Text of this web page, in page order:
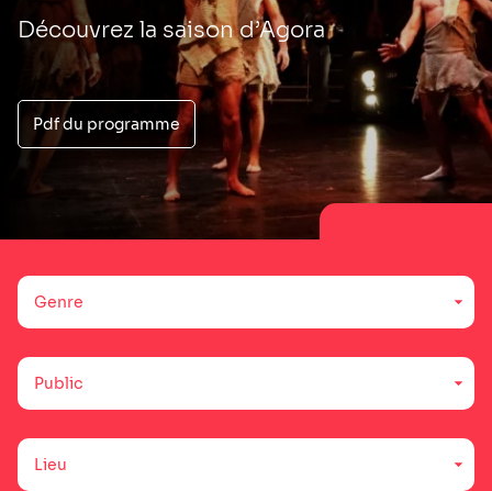
Découvrez la saison d’Agora
Pdf du programme
Genre
Public
Lieu